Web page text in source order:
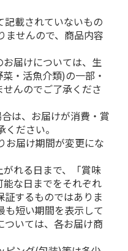
載されていないもの
ませんので、商品内容
届けについては、生
・活魚介類)の一部・
んのでご了承くださ
は、お届けが消費・賞
ださい。
届け期間が変更にな
れる日まで、「賞味
な日までをそれぞれ
するものではありま
も短い期間を表示して
ついては、各お届け商